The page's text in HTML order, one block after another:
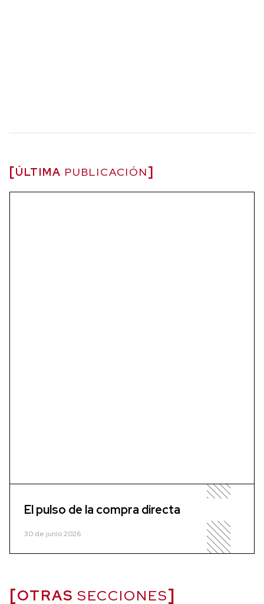
ÚLTIMA PUBLICACIÓN
El pulso de la compra directa
30 de junio 2026
OTRAS SECCIONES